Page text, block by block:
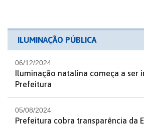
ILUMINAÇÃO PÚBLICA
06/12/2024
Iluminação natalina começa a ser
Prefeitura
05/08/2024
Prefeitura cobra transparência da